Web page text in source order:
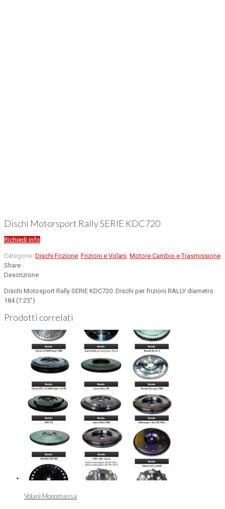
Dischi Motorsport Rally SERIE KDC720
Richiedi info
Categorie: Dischi Frizione Frizioni e Volani Motore Cambio e Trasmissione
Share
Descrizione
Dischi Motosport Rally SERIE KDC720. Dischi per frizioni RALLY diametro
184 (7.25”)
Prodotti correlati
Volani Monomassa